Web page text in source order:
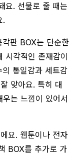
요. 선물로 줄 때는
.
판 BOX는 단순한
시각적인 존재감이
통일감과 세트감
맞아요. 특히 대
는 느낌이 있어서
요. 웹툰이나 전자
BOX를 추가로 가